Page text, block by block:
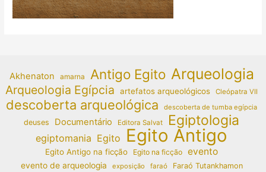
Akhenaton amarna Antigo Egito Arqueologia
Arqueologia Egípcia artefatos arqueológicos Cleópatra VII
descoberta arqueológica descoberta de tumba egípcia
deuses Documentário Editora Salvat Egiptologia
egiptomania Egito Egito Antigo
Egito Antigo na ficção Egito na ficção evento
evento de arqueologia exposição faraó Faraó Tutankhamon